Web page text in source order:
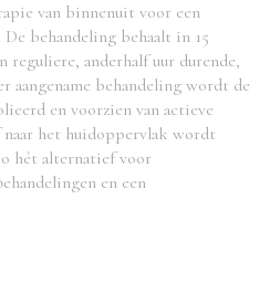
van binnenuit voor een
. De behandeling behaalt in 15
reguliere, anderhalf uur durende,
aangename behandeling wordt de
en voorzien van actieve
het huidoppervlak wordt
hét alternatief voor
en een